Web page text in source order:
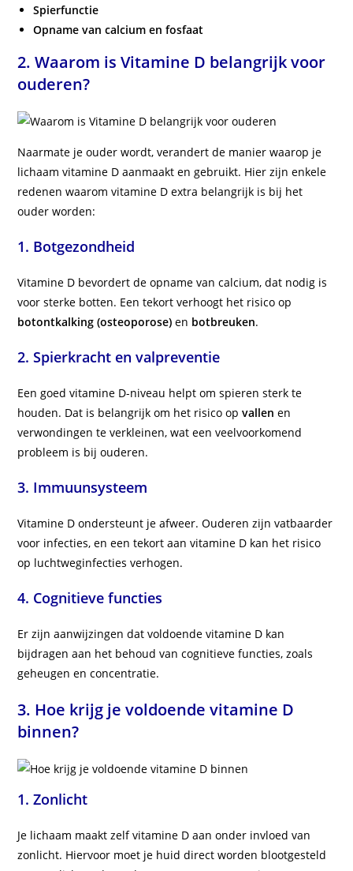
Spierfunctie
Opname van calcium en fosfaat
2. Waarom is Vitamine D belangrijk voor
ouderen?
Naarmate je ouder wordt, verandert de manier waarop je
lichaam vitamine D aanmaakt en gebruikt. Hier zijn enkele
redenen waarom vitamine D extra belangrijk is bij het
ouder worden:
1. Botgezondheid
Vitamine D bevordert de opname van calcium, dat nodig is
voor sterke botten. Een tekort verhoogt het risico op
botontkalking (osteoporose) en botbreuken.
2.Spierkracht en valpreventie
Een goed vitamine D-niveau helpt om spieren sterk te
houden. Dat is belangrijk om het risico opvallen en
verwondingen te verkleinen, wat een veelvoorkomend
probleem is bij ouderen.
3. Immuunsysteem
Vitamine D ondersteunt je afweer. Ouderen zijn vatbaarder
voor infecties, en een tekort aan vitamine D kan het risico
op luchtweginfecties verhogen.
4. Cognitieve functies
Er zijn aanwijzingen dat voldoende vitamine D kan
bijdragen aan het behoud van cognitieve functies, zoals
geheugen en concentratie.
3. Hoe krijg je voldoende vitamine D
binnen?
1.Zonlicht
Je lichaam maakt zelf vitamine D aan onder invloed van
zonlicht. Hiervoor moet je huid direct worden blootgesteld